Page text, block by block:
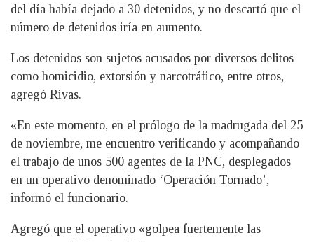
del día había dejado a 30 detenidos, y no descartó que el
número de detenidos iría en aumento.
Los detenidos son sujetos acusados por diversos delitos
como homicidio, extorsión y narcotráfico, entre otros,
agregó Rivas.
«En este momento, en el prólogo de la madrugada del 25
de noviembre, me encuentro verificando y acompañando
el trabajo de unos 500 agentes de la PNC, desplegados
en un operativo denominado ‘Operación Tornado’,
informó el funcionario.
Agregó que el operativo «golpea fuertemente las